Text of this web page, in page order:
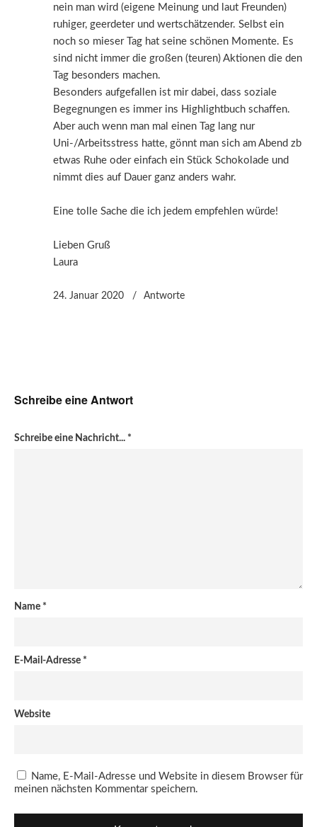
nein man wird (eigene Meinung und laut Freunden)
ruhiger, geerdeter und wertschätzender. Selbst ein
noch so mieser Tag hat seine schönen Momente. Es
sind nicht immer die großen (teuren) Aktionen die den
Tag besonders machen.
Besonders aufgefallen ist mir dabei, dass soziale
Begegnungen es immer ins Highlightbuch schaffen.
Aber auch wenn man mal einen Tag lang nur
Uni-/Arbeitsstress hatte, gönnt man sich am Abend zb
etwas Ruhe oder einfach ein Stück Schokolade und
nimmt dies auf Dauer ganz anders wahr.
Eine tolle Sache die ich jedem empfehlen würde!
Lieben Gruß
Laura
24. Januar 2020 Antworte
Schreibe eine Antwort
Schreibe eine Nachricht... *
Name *
E-Mail-Adresse *
Website
Name, E-Mail-Adresse und Website in diesem Browser für
meinen nächsten Kommentar speichern.